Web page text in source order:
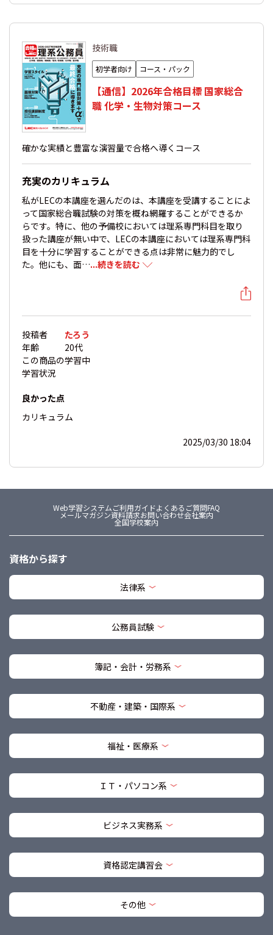
技術職
初学者向け コース・パック
【通信】2026年合格目標 国家総合
職 化学・生物対策コース
確かな実績と豊富な演習量で合格へ導くコース
充実のカリキュラム
私がLECの本講座を選んだのは、本講座を受講することによ
って国家総合職試験の対策を概ね網羅することができるか
らです。特に、他の予備校においては理系専門科目を取り
扱った講座が無い中で、LECの本講座においては理系専門科
目を十分に学習することができる点は非常に魅力的でし
た。他にも、面…...続きを読む
投稿者
たろう
年齢
20代
この商品の
学習状況
学習中
良かった点
カリキュラム
2025/03/30 18:04
Web学習システムご利用ガイドよくあるご質問FAQ
メールマガジン資料請求お問い合わせ会社案内
全国学校案内
資格から探す
法律系
公務員試験
簿記・会計・労務系
不動産・建築・国際系
福祉・医療系
ＩＴ・パソコン系
ビジネス実務系
資格認定講習会
その他